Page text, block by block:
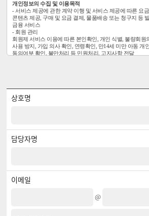
개인정보의 수집 및 이용목적
- 서비스 제공에 관한 계약 이행 및 서비스 제공에 따른 요
콘텐츠 제공, 구매 및 요금 결제, 물품배송 또는 청구지 등
금융 서비스
- 회원 관리
회원제 서비스 이용에 따른 본인확인, 개인 식별, 불량회원
사용 방지, 가입 의사 확인, 연령확인, 만14세 미만 아동 개
동의여부 확인, 불만처리 등 민원처리, 고지사항 전달
시민기자제, 커뮤티니 이용
원칙적으로 개인정보 수집 및 이용목적이 달성된 후에는
니다. 단, 다음의 정보에 대해서는 아래의 이유로 명시한 기
- 보존 항목 : 이름, 로그인ID, 비밀번호, 비밀번호 질문과 답
- 보존 근거 : 수사기관의 수사협조요청자료
- 보존 기간 : 5년
령에서 정한 일정한 기간 동안 회원정보를 보관합니다.
상호명
담당자명
이메일
@